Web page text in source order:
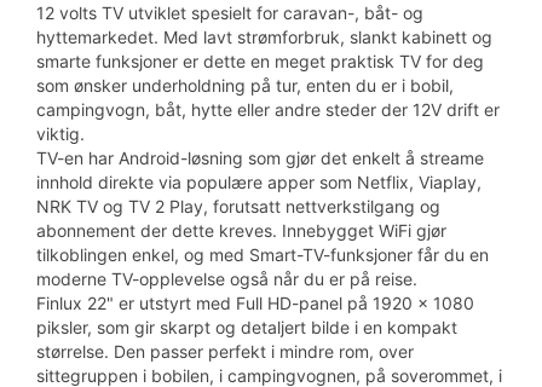
12 volts TV utviklet spesielt for caravan-, båt- og
hyttemarkedet. Med lavt strømforbruk, slankt kabinett og
smarte funksjoner er dette en meget praktisk TV for deg
som ønsker underholdning på tur, enten du er i bobil,
campingvogn, båt, hytte eller andre steder der 12V drift er
viktig.
TV-en har Android-løsning som gjør det enkelt å streame
innhold direkte via populære apper som Netflix, Viaplay,
NRK TV og TV 2 Play, forutsatt nettverkstilgang og
abonnement der dette kreves. Innebygget WiFi gjør
tilkoblingen enkel, og med Smart-TV-funksjoner får du en
moderne TV-opplevelse også når du er på reise.
Finlux 22" er utstyrt med Full HD-panel på 1920 x 1080
piksler, som gir skarpt og detaljert bilde i en kompakt
størrelse. Den passer perfekt i mindre rom, over
sittegruppen i bobilen, i campingvognen, på soverommet, i